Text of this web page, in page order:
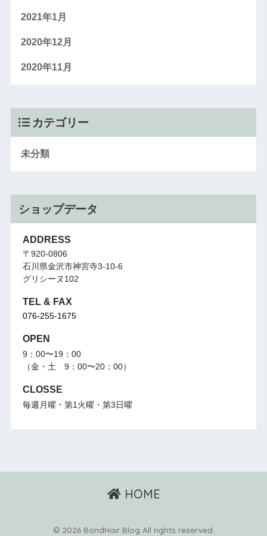
2021年1月
2020年12月
2020年11月
カテゴリー
未分類
ショップデータ
ADDRESS
〒920-0806
石川県金沢市神宮寺3-10-6
グリシーヌ102
TEL & FAX
076-255-1675
OPEN
9：00〜19：00
（金・土 9：00〜20：00）
CLOSSE
毎週月曜・第1火曜・第3日曜
HOME
© 2026 BondHair Blog All rights reserved.